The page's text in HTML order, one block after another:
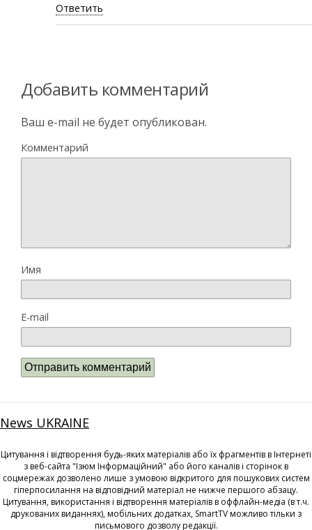
Ответить
Добавить комментарий
Ваш e-mail не будет опубликован.
Комментарий
Имя
E-mail
News UKRAINE
Цитування і відтворення будь-яких матеріалів або їх фрагментів в Інтернеті
з веб-сайта "Ізюм Інформаційний" або його каналів і сторінок в
соцмережах дозволено лише з умовою відкритого для пошукових систем
гіперпосилання на відповідний матеріал не нижче першого абзацу.
Цитування, використання і відтворення матеріалів в оффлайн-медіа (в т.ч.
друкованих виданнях), мобільних додатках, SmartTV можливо тільки з
письмового дозволу редакції.